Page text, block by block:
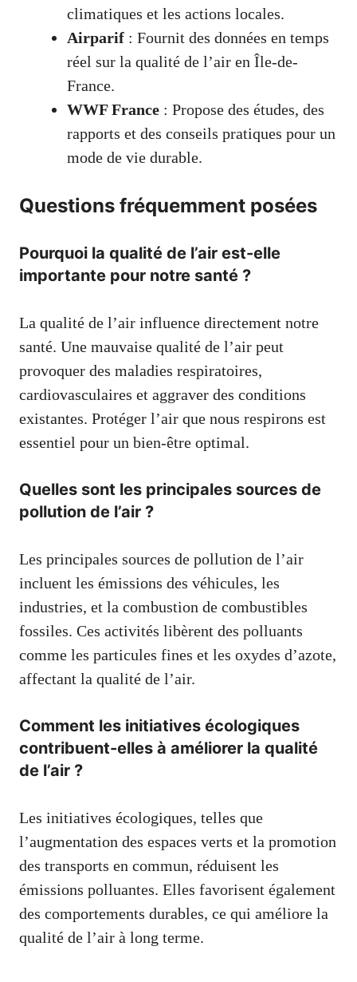
climatiques et les actions locales.
Airparif : Fournit des données en temps
réel sur la qualité de l’air en Île-de-
France.
WWF France : Propose des études, des
rapports et des conseils pratiques pour un
mode de vie durable.
Questions fréquemment posées
Pourquoi la qualité de l’air est-elle
importante pour notre santé ?
La qualité de l’air influence directement notre
santé. Une mauvaise qualité de l’air peut
provoquer des maladies respiratoires,
cardiovasculaires et aggraver des conditions
existantes. Protéger l’air que nous respirons est
essentiel pour un bien-être optimal.
Quelles sont les principales sources de
pollution de l’air ?
Les principales sources de pollution de l’air
incluent les émissions des véhicules, les
industries, et la combustion de combustibles
fossiles. Ces activités libèrent des polluants
comme les particules fines et les oxydes d’azote,
affectant la qualité de l’air.
Comment les initiatives écologiques
contribuent-elles à améliorer la qualité
de l’air ?
Les initiatives écologiques, telles que
l’augmentation des espaces verts et la promotion
des transports en commun, réduisent les
émissions polluantes. Elles favorisent également
des comportements durables, ce qui améliore la
qualité de l’air à long terme.